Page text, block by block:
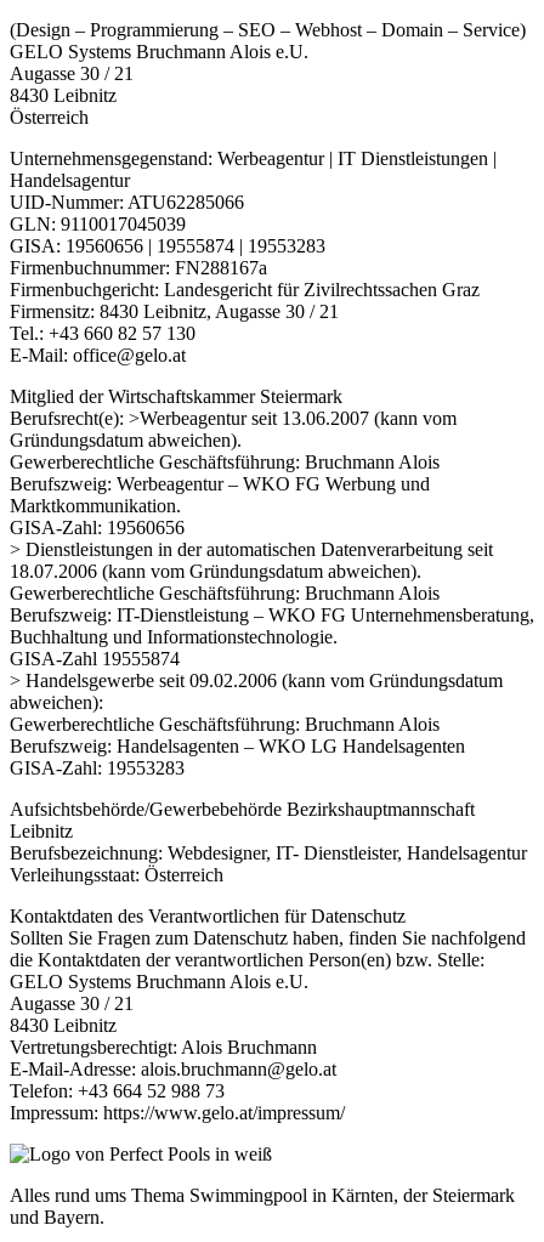
(Design – Programmierung – SEO – Webhost – Domain – Service)
GELO Systems Bruchmann Alois e.U.
Augasse 30 / 21
8430 Leibnitz
Österreich
Unternehmensgegenstand: Werbeagentur | IT Dienstleistungen |
Handelsagentur
UID-Nummer: ATU62285066
GLN: 9110017045039
GISA: 19560656 | 19555874 | 19553283
Firmenbuchnummer: FN288167a
Firmenbuchgericht: Landesgericht für Zivilrechtssachen Graz
Firmensitz: 8430 Leibnitz, Augasse 30 / 21
Tel.: +43 660 82 57 130
E-Mail: office@gelo.at
Mitglied der Wirtschaftskammer Steiermark
Berufsrecht(e): >Werbeagentur seit 13.06.2007 (kann vom
Gründungsdatum abweichen).
Gewerberechtliche Geschäftsführung: Bruchmann Alois
Berufszweig: Werbeagentur – WKO FG Werbung und
Marktkommunikation.
GISA-Zahl: 19560656
> Dienstleistungen in der automatischen Datenverarbeitung seit
18.07.2006 (kann vom Gründungsdatum abweichen).
Gewerberechtliche Geschäftsführung: Bruchmann Alois
Berufszweig: IT-Dienstleistung – WKO FG Unternehmensberatung,
Buchhaltung und Informationstechnologie.
GISA-Zahl 19555874
> Handelsgewerbe seit 09.02.2006 (kann vom Gründungsdatum
abweichen):
Gewerberechtliche Geschäftsführung: Bruchmann Alois
Berufszweig: Handelsagenten – WKO LG Handelsagenten
GISA-Zahl: 19553283
Aufsichtsbehörde/Gewerbebehörde Bezirkshauptmannschaft
Leibnitz
Berufsbezeichnung: Webdesigner, IT- Dienstleister, Handelsagentur
Verleihungsstaat: Österreich
Kontaktdaten des Verantwortlichen für Datenschutz
Sollten Sie Fragen zum Datenschutz haben, finden Sie nachfolgend
die Kontaktdaten der verantwortlichen Person(en) bzw. Stelle:
GELO Systems Bruchmann Alois e.U.
Augasse 30 / 21
8430 Leibnitz
Vertretungsberechtigt: Alois Bruchmann
E-Mail-Adresse: alois.bruchmann@gelo.at
Telefon: +43 664 52 988 73
Impressum: https://www.gelo.at/impressum/
Alles rund ums Thema Swimmingpool in Kärnten, der Steiermark
und Bayern.